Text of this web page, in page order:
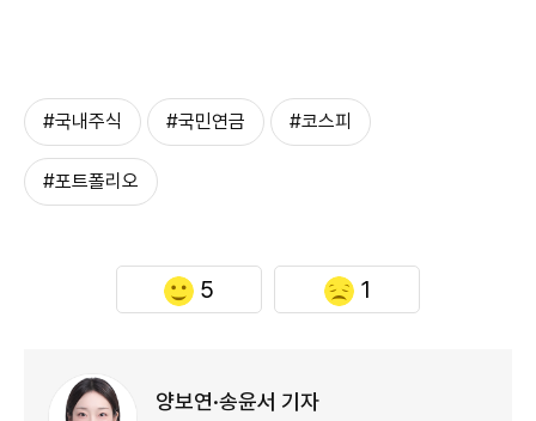
#국내주식 #국민연금 #코스피
#포트폴리오
5 1
양보연·송윤서 기자